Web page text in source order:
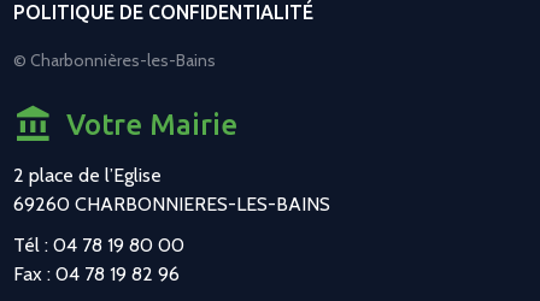
POLITIQUE DE CONFIDENTIALITÉ
© Charbonnières-les-Bains
Votre Mairie
2 place de l’Eglise
69260 CHARBONNIERES-LES-BAINS
Tél : 04 78 19 80 00
Fax : 04 78 19 82 96